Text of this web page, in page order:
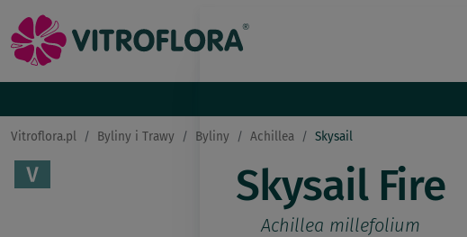
Vitroflora.pl Byliny i Trawy Byliny Achillea Skysail
Skysail Fire
Achillea millefolium